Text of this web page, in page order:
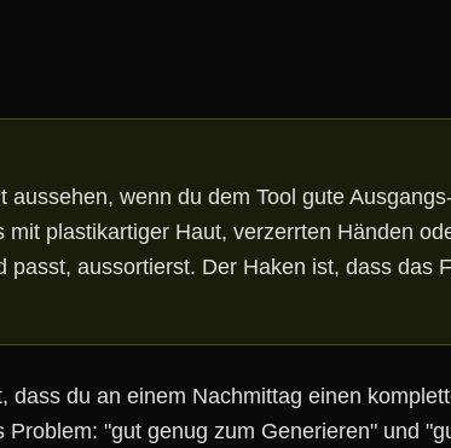
aussehen, wenn du dem Tool gute
mit plastikartiger Haut, verzerrten Händen
passt, aussortierst. Der Haken ist, dass das
dass du an einem Nachmittag einen
"gut genug zum Generieren" und